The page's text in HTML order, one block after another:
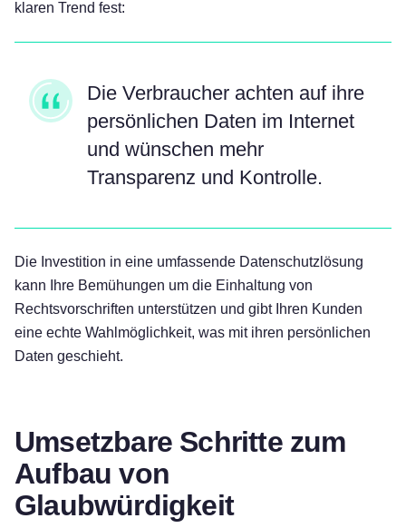
klaren Trend fest:
Die Verbraucher achten auf ihre
persönlichen Daten im Internet
und wünschen mehr
Transparenz und Kontrolle.
Die Investition in eine umfassende Datenschutzlösung
kann Ihre Bemühungen um die Einhaltung von
Rechtsvorschriften unterstützen und gibt Ihren Kunden
eine echte Wahlmöglichkeit, was mit ihren persönlichen
Daten geschieht.
Umsetzbare Schritte zum
Aufbau von
Glaubwürdigkeit